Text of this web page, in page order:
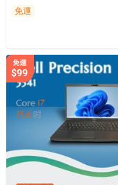
免運